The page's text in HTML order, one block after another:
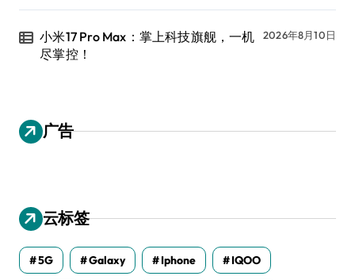
小米17 Pro Max：掌上科技旗舰，一机
尽掌控！
2026年8月10日
广告
云标签
5G Galaxy Iphone IQOO